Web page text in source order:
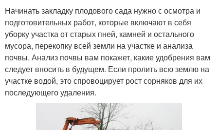
Начинать закладку плодового сада нужно с осмотра и
подготовительных работ, которые включают в себя
уборку участка от старых пней, камней и остального
мусора, перекопку всей земли на участке и анализа
почвы. Анализ почвы вам покажет, какие удобрения вам
следует вносить в будущем. Если пролить всю землю на
участке водой, это спровоцирует рост сорняков для их
последующего удаления.